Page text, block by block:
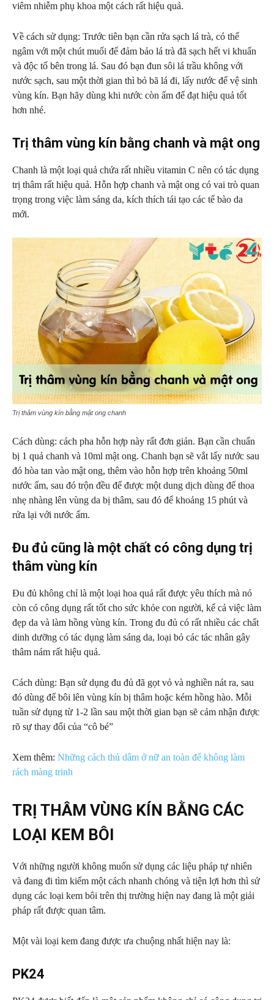
viêm nhiễm phụ khoa một cách rất hiệu quả.
Về cách sử dụng: Trước tiên bạn cần rửa sạch lá trà, có thể
ngâm với một chút muối để đảm bảo lá trà đã sạch hết vi khuẩn
và độc tố bên trong lá. Sau đó bạn đun sôi lá trầu không với
nước sạch, sau một thời gian thì bỏ bã lá đi, lấy nước để vệ sinh
vùng kín. Bạn hãy dùng khi nước còn ấm để đạt hiệu quả tốt
hơn nhé.
Trị thâm vùng kín bằng chanh và mật ong
Chanh là một loại quả chứa rất nhiều vitamin C nên có tác dụng
trị thâm rất hiệu quả. Hỗn hợp chanh và mật ong có vai trò quan
trọng trong việc làm sáng da, kích thích tái tạo các tế bào da
mới.
Trị thâm vùng kín bằng mật ong chanh
Cách dùng: cách pha hỗn hợp này rất đơn giản. Bạn cần chuẩn
bị 1 quả chanh và 10ml mật ong. Chanh bạn sẽ vắt lấy nước sau
đó hòa tan vào mật ong, thêm vào hỗn hợp trên khoảng 50ml
nước ấm, sau đó trộn đều để được một dung dịch dùng để thoa
nhẹ nhàng lên vùng da bị thâm, sau đó để khoảng 15 phút và
rửa lại với nước ấm.
Đu đủ cũng là một chất có công dụng trị
thâm vùng kín
Đu đủ không chỉ là một loại hoa quả rất được yêu thích mà nó
còn có công dụng rất tốt cho sức khỏe con người, kể cả việc làm
đẹp da và làm hồng vùng kín. Trong đu đủ có rất nhiều các chất
dinh dưỡng có tác dụng làm sáng da, loại bỏ các tác nhân gây
thâm nám rất hiệu quả.
Cách dùng: Bạn sử dụng đu đủ đã gọt vỏ và nghiền nát ra, sau
đó dùng để bôi lên vùng kín bị thâm hoặc kém hồng hào. Mỗi
tuần sử dụng từ 1-2 lần sau một thời gian bạn sẽ cảm nhận được
rõ sự thay đổi của “cô bé”
Xem thêm: Những cách thủ dâm ở nữ an toàn để không làm
rách màng trinh
TRỊ THÂM VÙNG KÍN BẰNG CÁC
LOẠI KEM BÔI
Với những người không muốn sử dụng các liệu pháp tự nhiên
và đang đi tìm kiếm một cách nhanh chóng và tiện lợi hơn thì sử
dụng các loại kem bôi trên thị trường hiện nay đang là một giải
pháp rất được quan tâm.
Một vài loại kem đang được ưa chuộng nhất hiện nay là:
PK24